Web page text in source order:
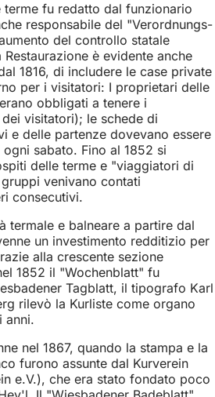
terme fu redatto dal funzionario
responsabile del "Verordnungs-
del controllo statale
è evidente anche
1816, di includere le case private
per i visitatori: I proprietari delle
obbligati a tenere i
visitatori); le schede di
e delle partenze dovevano essere
sabato. Fino al 1852 si
delle terme e "viaggiatori di
venivano contati
consecutivi.
termale e balneare a partire dal
un investimento redditizio per
alla crescente sezione
1852 il "Wochenblatt" fu
Tagblatt, il tipografo Karl
rilevò la Kurliste come organo
anni.
nel 1867, quando la stampa e la
furono assunte dal Kurverein
e.V.), che era stato fondato poco